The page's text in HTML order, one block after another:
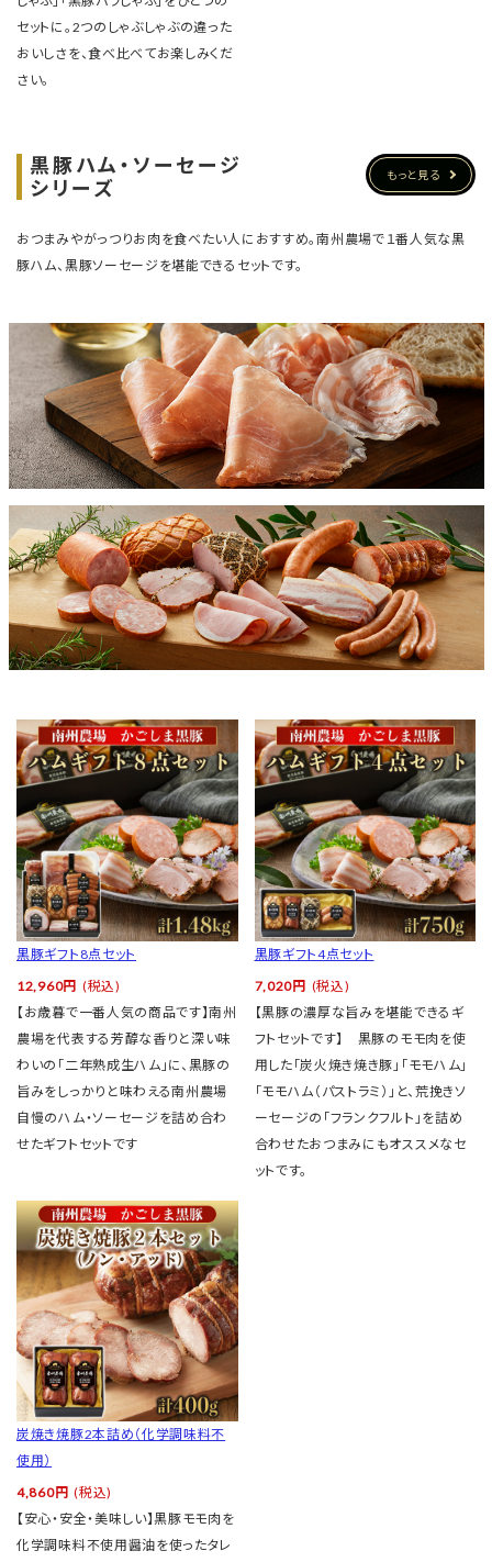
セットに。2つのしゃぶしゃぶの違った
おいしさを、食べ比べてお楽しみくだ
さい。
黒豚ハム・ソーセージ
シリーズ
おつまみやがっつりお肉を食べたい人におすすめ。南州農場で１番人気な黒
豚ハム、黒豚ソーセージを堪能できるセットです。
もっと見る
黒豚ギフト8点セット
12,960円 (税込)
【お歳暮で一番人気の商品です】南州
農場を代表する芳醇な香りと深い味
わいの「二年熟成生ハム」に、黒豚の
旨みをしっかりと味わえる南州農場
自慢のハム・ソーセージを詰め合わ
せたギフトセットです
黒豚ギフト4点セット
7,020円 (税込)
【黒豚の濃厚な旨みを堪能できるギ
フトセットです】 黒豚のモモ肉を使
用した「炭火焼き焼き豚」「モモハム」
「モモハム（パストラミ）」と、荒挽きソ
ーセージの「フランクフルト」を詰め
合わせたおつまみにもオススメなセ
ットです。
炭焼き焼豚2本詰め（化学調味料不
使用）
4,860円 (税込)
【安心・安全・美味しい】黒豚モモ肉を
化学調味料不使用醤油を使ったタレ